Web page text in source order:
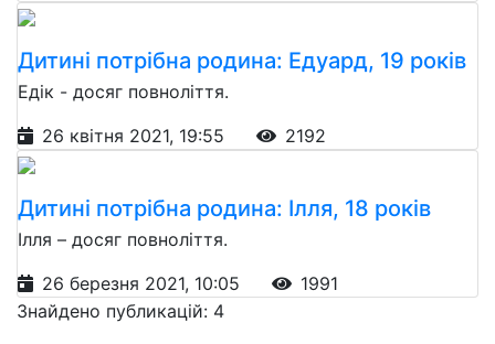
Дитині потрібна родина: Едуард, 19 років
Едік - досяг повноліття.
26 квітня 2021, 19:55
2192
Дитині потрібна родина: Ілля, 18 років
Ілля – досяг повноліття.
26 березня 2021, 10:05
1991
Знайдено публикацій: 4